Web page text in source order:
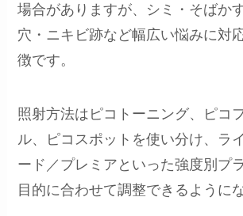
場合がありますが、シミ・そばか
穴・ニキビ跡など幅広い悩みに対
徴です。
照射方法はピコトーニング、ピコ
ル、ピコスポットを使い分け、ラ
ード／プレミアといった強度別プ
目的に合わせて調整できるように